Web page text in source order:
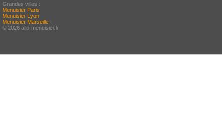
Grandes villes :
Menuisier Paris
Menuisier Lyon
Menuisier Marseille
© 2026 allo-menuisier.fr